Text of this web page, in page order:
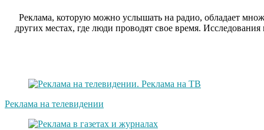
Реклама, которую можно услышать на радио, обладает
других местах, где люди проводят свое время.
Реклама на телевидении